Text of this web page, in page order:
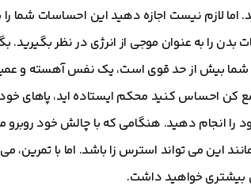
لازم نیست اجازه دهید این احساسات شما را
را به عنوان موجی از انرژی در نظر بگیرید.
بیش از حد قوی است، یک نفس آهسته و عمیق
جمع کن احساس کنید محکم ایستاده اید،
را انجام دهید. هنگامی که با چالش خود
این می تواند استرس زا باشد. اما با تمرین،
بیشتری خواهید داشت.